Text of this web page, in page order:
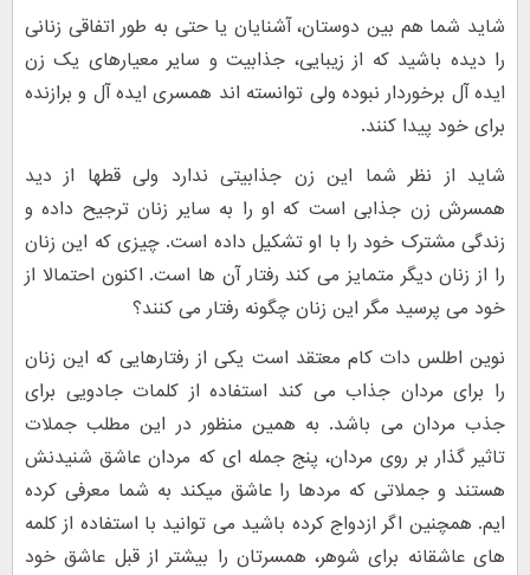
شاید شما هم بین دوستان، آشنایان یا حتی به طور اتفاقی زنانی
را دیده باشید که از زیبایی، جذابیت و سایر معیارهای یک زن
ایده آل برخوردار نبوده ولی توانسته اند همسری ایده آل و برازنده
برای خود پیدا کنند.
شاید از نظر شما این زن جذابیتی ندارد ولی قطها از دید
همسرش زن جذابی است که او را به سایر زنان ترجیح داده و
زندگی مشترک خود را با او تشکیل داده است. چیزی که این زنان
را از زنان دیگر متمایز می کند رفتار آن ها است. اکنون احتمالا از
خود می پرسید مگر این زنان چگونه رفتار می کنند؟
نوین اطلس دات کام معتقد است یکی از رفتارهایی که این زنان
را برای مردان جذاب می کند استفاده از کلمات جادویی برای
جذب مردان می باشد. به همین منظور در این مطلب جملات
تاثیر گذار بر روی مردان، پنج جمله ای که مردان عاشق شنیدنش
هستند و جملاتی که مردها را عاشق میکند به شما معرفی کرده
ایم. همچنین اگر ازدواج کرده باشید می توانید با استفاده از کلمه
های عاشقانه برای شوهر، همسرتان را بیشتر از قبل عاشق خود